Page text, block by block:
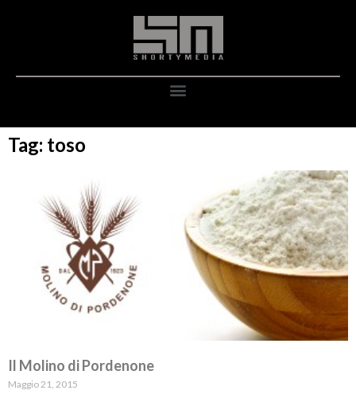
Tag: toso
Il Molino di Pordenone
Maggio 21, 2015